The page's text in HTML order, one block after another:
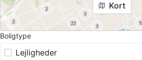
Kort
Boligtype
Lejligheder